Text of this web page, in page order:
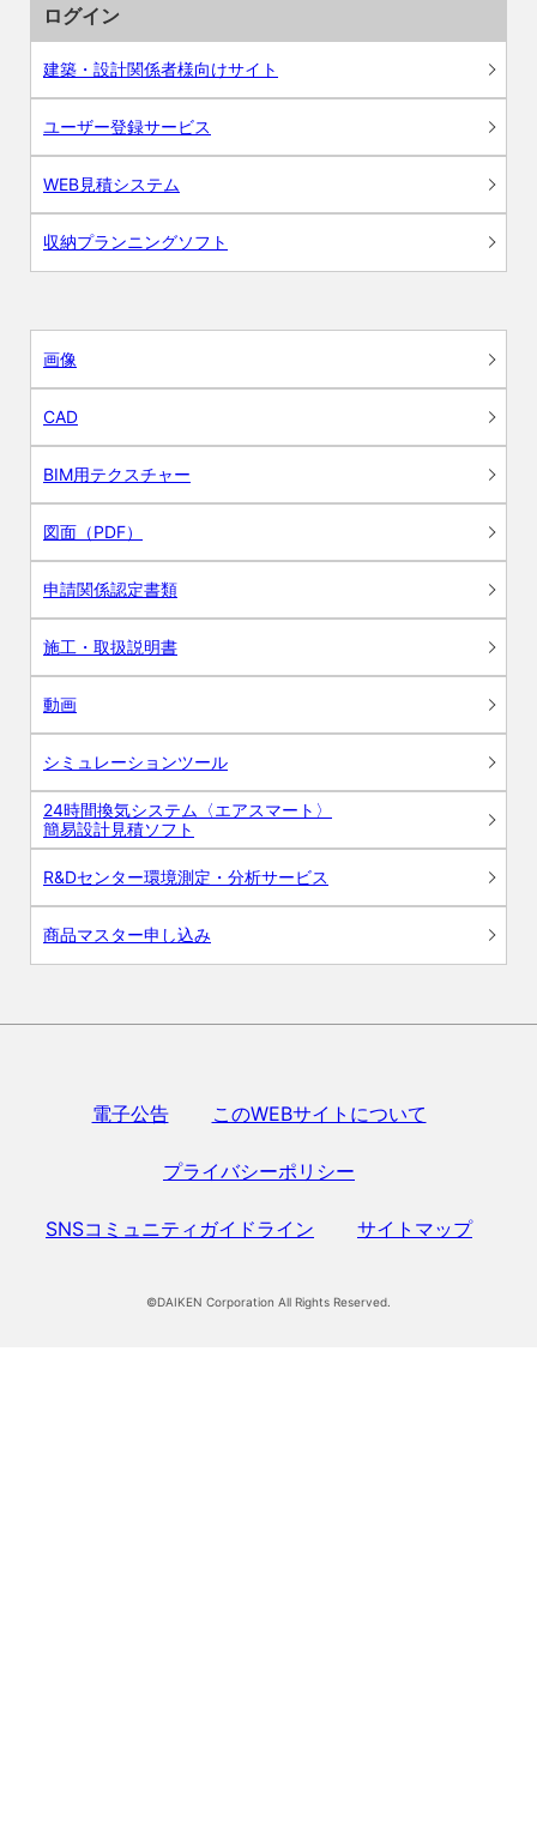
ログイン
建築・設計関係者様向けサイト
ユーザー登録サービス
WEB見積システム
収納プランニングソフト
画像
CAD
BIM用テクスチャー
図面（PDF）
申請関係認定書類
施工・取扱説明書
動画
シミュレーションツール
24時間換気システム〈エアスマート〉
簡易設計見積ソフト
R&Dセンター環境測定・分析サービス
商品マスター申し込み
電子公告 このWEBサイトについて
プライバシーポリシー
SNSコミュニティガイドライン サイトマップ
©DAIKEN Corporation All Rights Reserved.